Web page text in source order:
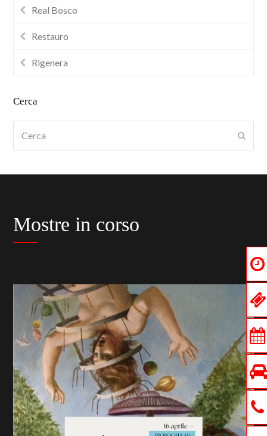
Real Bosco
Restauro
Rigenera
Cerca
Mostre in corso